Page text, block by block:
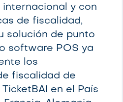
internacional y con
de fiscalidad,
solución de punto
software POS ya
los
fiscalidad de
en el País